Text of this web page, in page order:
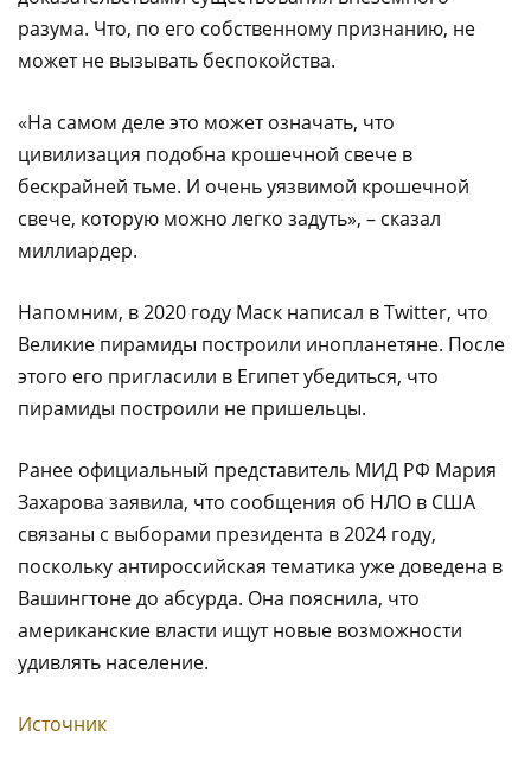
разума. Что, по его собственному признанию, не
может не вызывать беспокойства.
«На самом деле это может означать, что
цивилизация подобна крошечной свече в
бескрайней тьме. И очень уязвимой крошечной
свече, которую можно легко задуть», – сказал
миллиардер.
Напомним, в 2020 году Маск написал в Twitter, что
Великие пирамиды построили инопланетяне. После
этого его пригласили в Египет убедиться, что
пирамиды построили не пришельцы.
Ранее официальный представитель МИД РФ Мария
Захарова заявила, что сообщения об НЛО в США
связаны с выборами президента в 2024 году,
поскольку антироссийская тематика уже доведена в
Вашингтоне до абсурда. Она пояснила, что
американские власти ищут новые возможности
удивлять население.
Источник